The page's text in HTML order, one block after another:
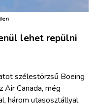
lehet repülni
szélestörzsű Boeing
Canada, még
három utasosztállyal.